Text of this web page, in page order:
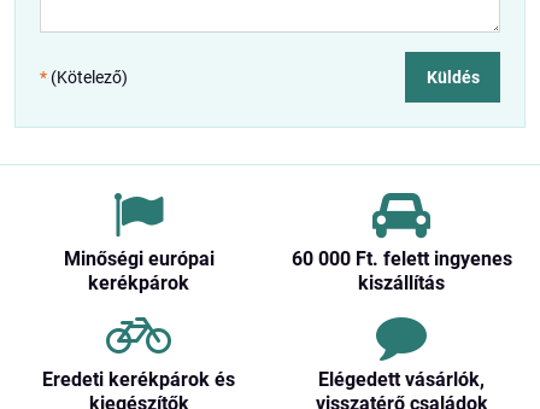
* (Kötelező) Küldés
Minőségi európai
kerékpárok
60 000 Ft​. felett ingyenes
kiszállítás
Eredeti kerékpárok és
kiegészítők
Elégedett vásárlók,
visszatérő családok